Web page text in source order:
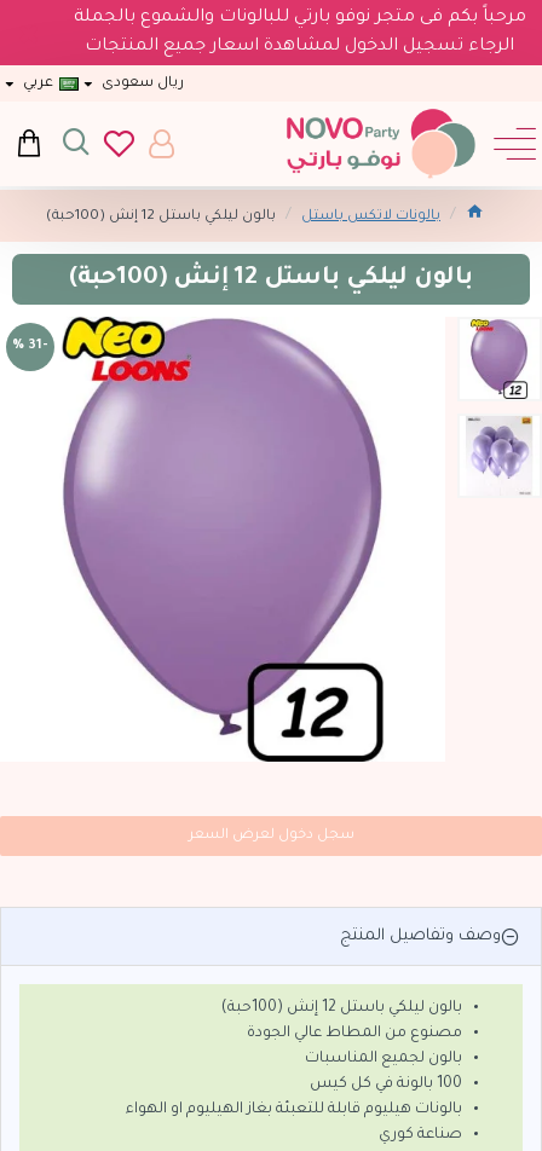
مرحباً بكم فى متجر نوفو بارتي للبالونات والشموع بالجملة
الرجاء تسجيل الدخول لمشاهدة اسعار جميع المنتجات
ريال سعودى عربي
بالونات لاتكس باستل بالون ليلكي باستل 12 إنش (100حبة)
بالون ليلكي باستل 12 إنش (100حبة)
-31 %
سجل دخول لعرض السعر
وصف وتفاصيل المنتج
بالون ليلكي باستل 12 إنش (100حبة)
مصنوع من المطاط عالي الجودة
بالون لجميع المناسبات
100 بالونة في كل كيس
بالونات هيليوم قابلة للتعبئة بغاز الهيليوم او الهواء
صناعة كوري